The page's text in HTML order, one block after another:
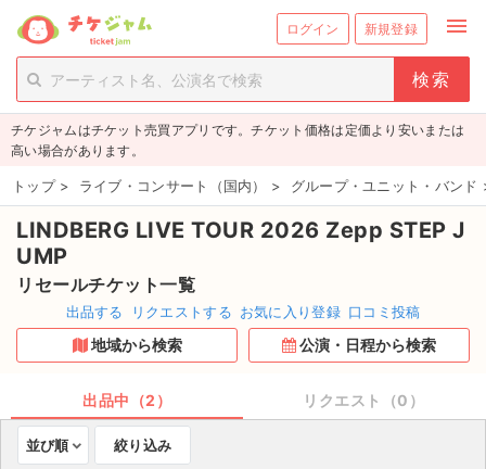
ログイン 新規登録 menu
person_add 新規会員登録
チケットを探す
新着チケット
値下げしたチケット
都道府県からチケットを探す
もうすぐ開催のチケット
取扱チケット
チケジャムはチケット売買アプリです。チケット価格は定価より安いまたは
高い場合があります。
トップ > ライブ・コンサート（国内） > グループ・ユニット・バンド
LINDBERG LIVE TOUR 2026 Zepp STEP J
UMP
リセールチケット一覧
出品する リクエストする お気に入り登録 口コミ投稿
地域から検索 公演・日程から検索
出品中（2） リクエスト（0）
並び順 絞り込み